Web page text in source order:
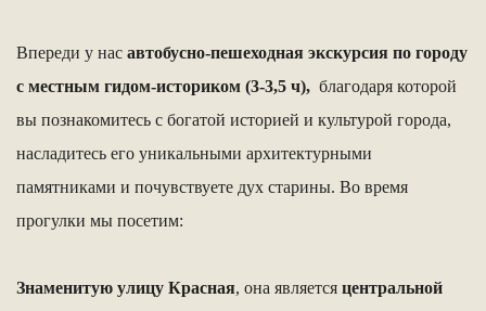
Впереди у нас автобусно-пешеходная экскурсия по городу
с местным гидом-историком (3-3,5 ч), благодаря которой
вы познакомитесь с богатой историей и культурой города,
насладитесь его уникальными архитектурными
памятниками и почувствуете дух старины. Во время
прогулки мы посетим:
Знаменитую улицу Красная, она является центральной